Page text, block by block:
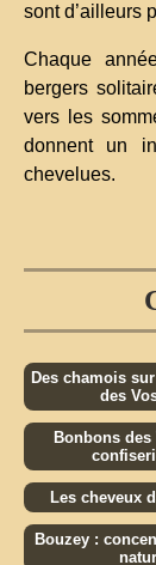
sont d’ailleurs
Chaque
bergers
vers les
donnent un
chevelues.
Des chamois
des
Bonbons des
Les cheveux
Bouzey :